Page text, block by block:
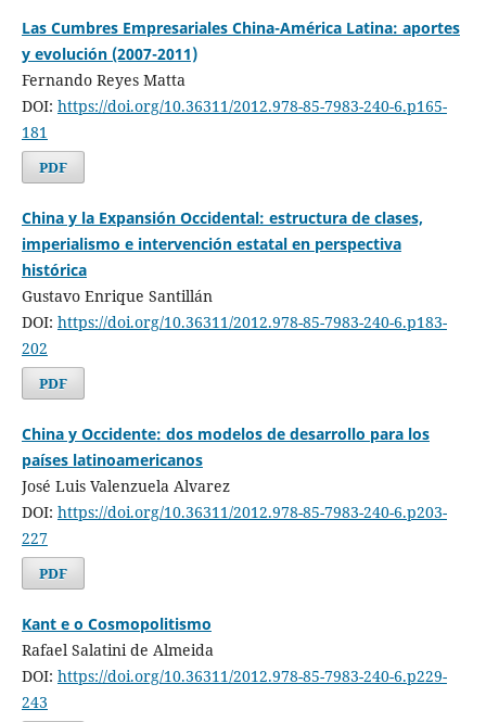
Las Cumbres Empresariales China-América Latina: aportes
y evolución (2007-2011)
Fernando Reyes Matta
DOI: https://doi.org/10.36311/2012.978-85-7983-240-6.p165-
181
PDF
China y la Expansión Occidental: estructura de clases,
imperialismo e intervención estatal en perspectiva
histórica
Gustavo Enrique Santillán
DOI: https://doi.org/10.36311/2012.978-85-7983-240-6.p183-
202
PDF
China y Occidente: dos modelos de desarrollo para los
países latinoamericanos
José Luis Valenzuela Alvarez
DOI: https://doi.org/10.36311/2012.978-85-7983-240-6.p203-
227
PDF
Kant e o Cosmopolitismo
Rafael Salatini de Almeida
DOI: https://doi.org/10.36311/2012.978-85-7983-240-6.p229-
243